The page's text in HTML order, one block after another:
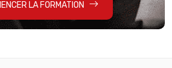
LA FORMATION